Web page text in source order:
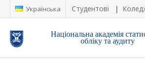
Українська Студентові
Національна академія
обліку та аудиту